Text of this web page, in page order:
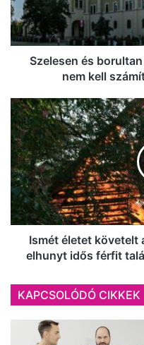
de
csapadékra
nem
számítanunk
Szelesen és
nem kell
Ismét
életet
követelt
tűz
Bács-
Kiskunban,
egy
elhunyt
férfit
meg
Tasson
Ismét életet követelt
elhunyt idős férfit
KAPCSOLÓDÓ CIKKEK